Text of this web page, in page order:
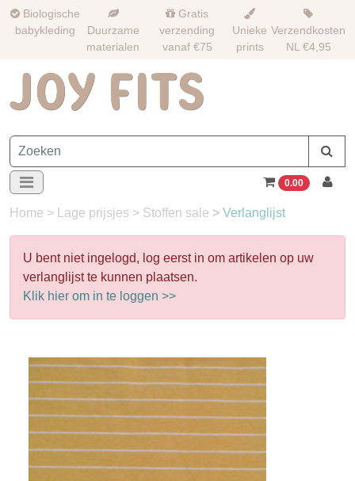
Biologische
babykleding
Duurzame
materialen
Gratis
verzending
vanaf €75
Unieke
prints
Verzendkosten
NL €4,95
0.00
Home > Lage prijsjes > Stoffen sale > Verlanglijst
U bent niet ingelogd, log eerst in om artikelen op uw
verlanglijst te kunnen plaatsen.
Klik hier om in te loggen >>